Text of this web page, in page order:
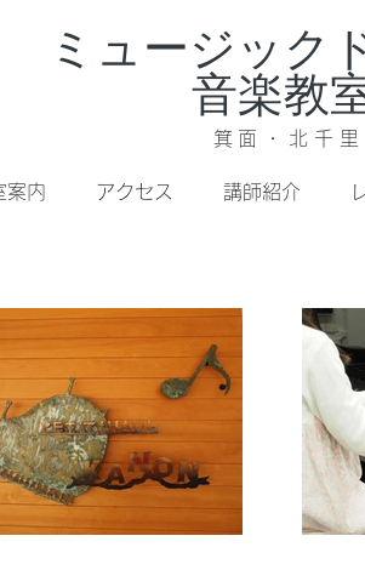
ミュージック
音楽教
箕面・北千里
案内 アクセス 講師紹介